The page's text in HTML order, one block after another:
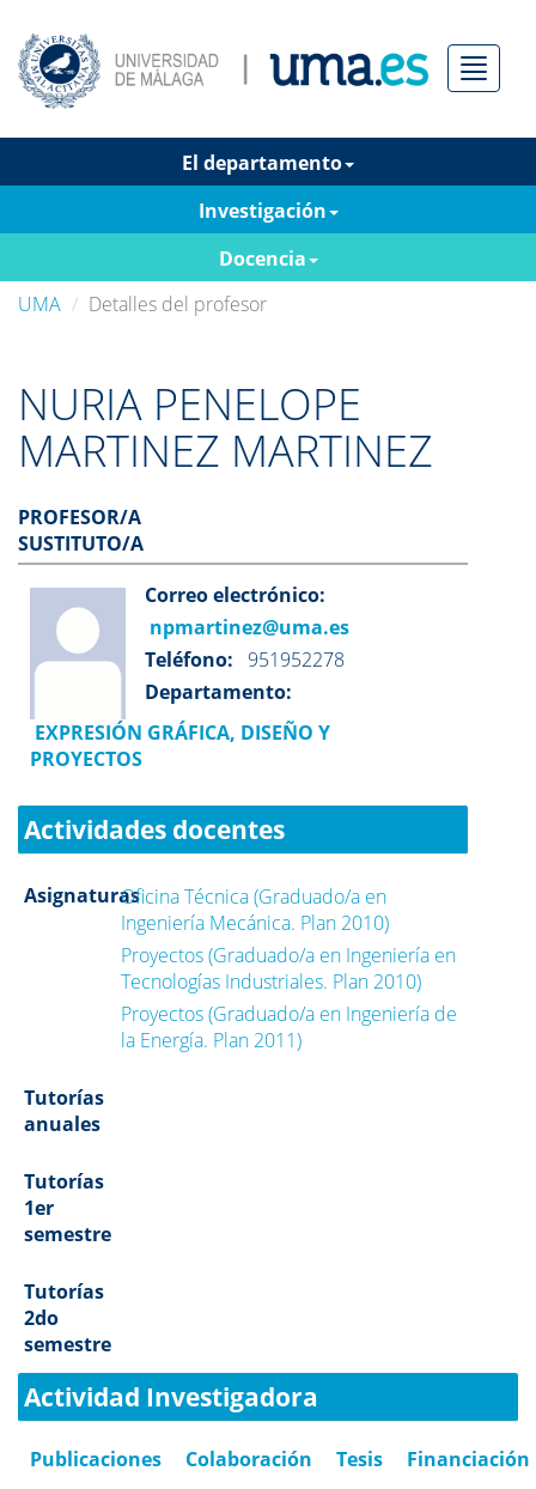
Menú
El departamento
Investigación
Docencia
UMA
Detalles del profesor
NURIA PENELOPE
MARTINEZ MARTINEZ
PROFESOR/A
SUSTITUTO/A
Correo electrónico:
npmartinez@uma.es
Teléfono: 951952278
Departamento:
EXPRESIÓN GRÁFICA, DISEÑO Y
PROYECTOS
Actividades docentes
AsignaturasOficina Técnica (Graduado/a en
Ingeniería Mecánica. Plan 2010)
Proyectos (Graduado/a en Ingeniería en
Tecnologías Industriales. Plan 2010)
Proyectos (Graduado/a en Ingeniería de
la Energía. Plan 2011)
Tutorías
anuales
Tutorías
1er
semestre
Tutorías
2do
semestre
Actividad Investigadora
Publicaciones Colaboración Tesis Financiación